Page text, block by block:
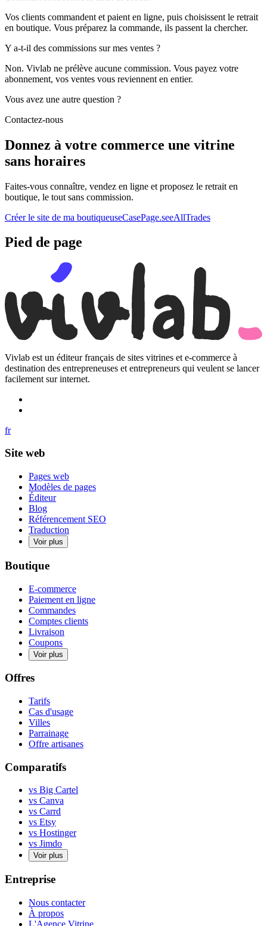
Vos clients commandent et paient en ligne, puis choisissent le retrait
en boutique. Vous préparez la commande, ils passent la chercher.
Y a-t-il des commissions sur mes ventes ?
Non. Vivlab ne prélève aucune commission. Vous payez votre
abonnement, vos ventes vous reviennent en entier.
Vous avez une autre question ?
Contactez-nous
Donnez à votre commerce une vitrine
sans horaires
Faites-vous connaître, vendez en ligne et proposez le retrait en
boutique, le tout sans commission.
Créer le site de ma boutiqueuseCasePage.seeAllTrades
Pied de page
Vivlab est un éditeur français de sites vitrines et e-commerce à
destination des entrepreneuses et entrepreneurs qui veulent se lancer
facilement sur internet.
fr
Site web
Pages web
Modèles de pages
Éditeur
Blog
Référencement SEO
Traduction
Voir plus
Boutique
E-commerce
Paiement en ligne
Commandes
Comptes clients
Livraison
Coupons
Voir plus
Offres
Tarifs
Cas d'usage
Villes
Parrainage
Offre artisanes
Comparatifs
vs Big Cartel
vs Canva
vs Carrd
vs Etsy
vs Hostinger
vs Jimdo
Voir plus
Entreprise
Nous contacter
À propos
L'Agence Vitrine